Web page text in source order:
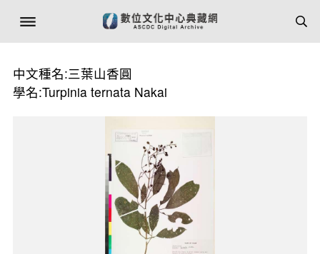
中文種名:三葉山香圓
學名:Turpinia ternata Nakai